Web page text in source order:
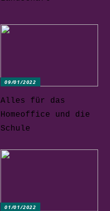
09/01/2022
Alles für das
Homeoffice und die
Schule
01/01/2022